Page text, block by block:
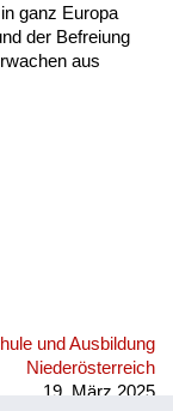
ganz Europa
der Befreiung
aus
und Ausbildung
Niederösterreich
19. März 2025